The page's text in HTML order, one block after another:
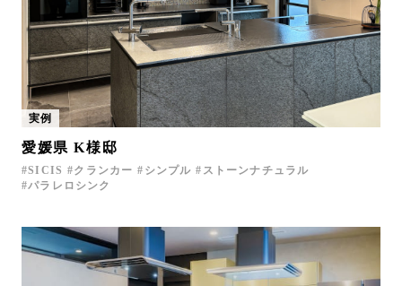
実例
愛媛県 K様邸
SICIS クランカー シンプル
ストーンナチュラル
パラレロシンク